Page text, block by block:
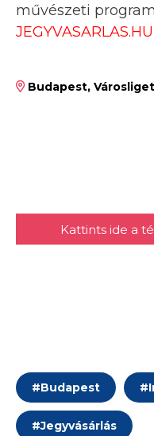
művészeti
JEGYVASARLAS.HU
Budapest,
Kattints ide a
#Budapest #
#Jegyvásárlás